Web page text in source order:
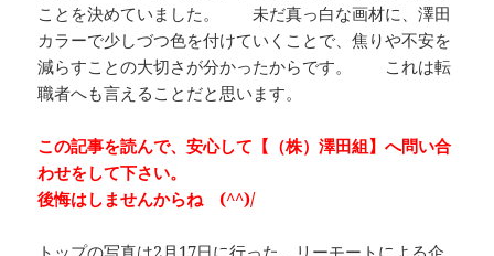
ことを決めていました。 未だ真っ白な画材に、澤田
カラーで少しづつ色を付けていくことで、焦りや不安を
減らすことの大切さが分かったからです。 これは転
職者へも言えることだと思います。
この記事を読んで、安心して【（株）澤田組】へ問い合
わせをして下さい。
後悔はしませんからね (^^)/